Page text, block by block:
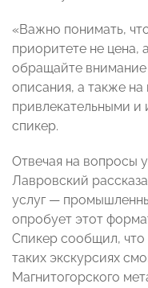
«Важно понимать,
приоритете не цена,
обращайте внимание
описания, а также
привлекательными
спикер.
Отвечая на вопросы
Лавровский
услуг —
опробует этот
Спикер сообщил, что
таких экскурсиях
Магнитогорского